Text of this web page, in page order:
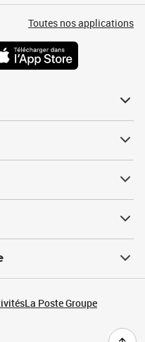
Toutes nos applications
La Poste Groupe